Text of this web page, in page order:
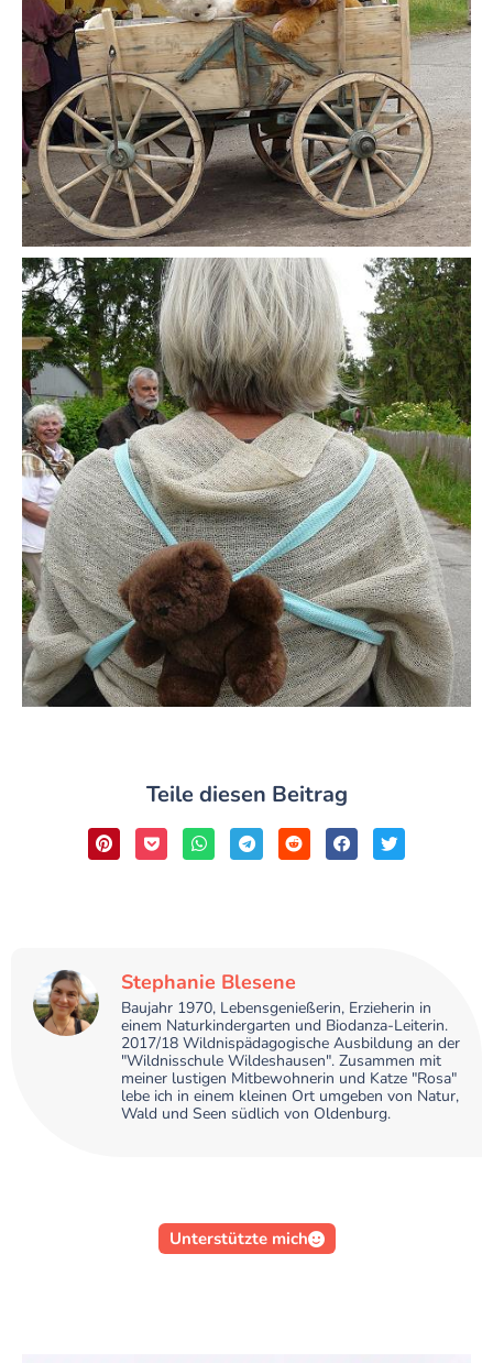
Teile diesen Beitrag
Stephanie Blesene
Baujahr 1970, Lebensgenießerin, Erzieherin in
einem Naturkindergarten und Biodanza-Leiterin.
2017/18 Wildnispädagogische Ausbildung an der
"Wildnisschule Wildeshausen". Zusammen mit
meiner lustigen Mitbewohnerin und Katze "Rosa"
lebe ich in einem kleinen Ort umgeben von Natur,
Wald und Seen südlich von Oldenburg.
Unterstützte mich